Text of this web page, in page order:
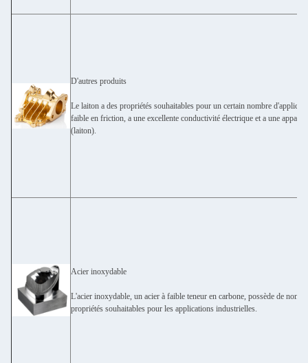
D'autres produits
Le laiton a des propriétés souhaitables pour un certain nombre
faible en friction, a une excellente conductivité électrique et a une
(laiton).
Acier inoxydable
L'acier inoxydable, un acier à faible teneur en carbone, possède de
propriétés souhaitables pour les applications industrielles.